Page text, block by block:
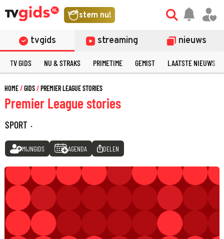
stem nu!
tvgids streaming nieuws
TV GIDS NU & STRAKS PRIMETIME GEMIST LAATSTE NIEUWS
HOME GIDS PREMIER LEAGUE STORIES
Premier League stories
SPORT ·
MIJNGIDS AGENDA DELEN